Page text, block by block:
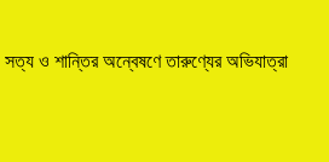
সত্য ও শান্তির অন্বেষণে তারুণ্যের অভিযাত্রা